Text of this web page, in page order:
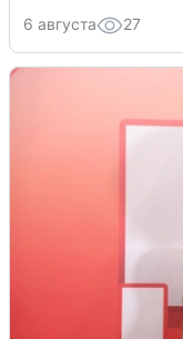
6 августа 27